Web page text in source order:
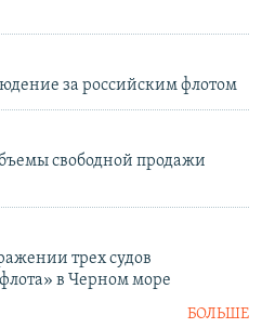
за российским флотом
свободной продажи
трех судов
в Черном море
БОЛЬШЕ